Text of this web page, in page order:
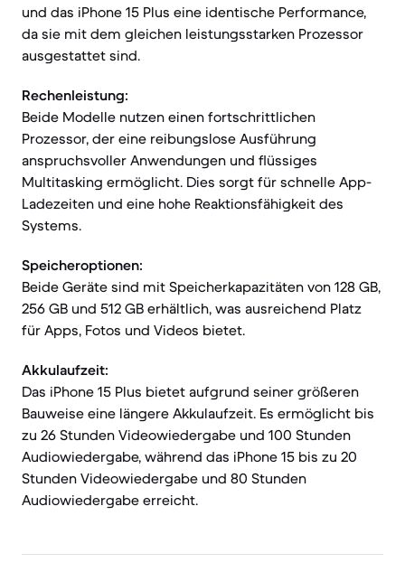
und das iPhone 15 Plus eine identische Performance,
da sie mit dem gleichen leistungsstarken Prozessor
ausgestattet sind.
Rechenleistung:
Beide Modelle nutzen einen fortschrittlichen
Prozessor, der eine reibungslose Ausführung
anspruchsvoller Anwendungen und flüssiges
Multitasking ermöglicht. Dies sorgt für schnelle App-
Ladezeiten und eine hohe Reaktionsfähigkeit des
Systems.
Speicheroptionen:
Beide Geräte sind mit Speicherkapazitäten von 128 GB,
256 GB und 512 GB erhältlich, was ausreichend Platz
für Apps, Fotos und Videos bietet.
Akkulaufzeit:
Das iPhone 15 Plus bietet aufgrund seiner größeren
Bauweise eine längere Akkulaufzeit. Es ermöglicht bis
zu 26 Stunden Videowiedergabe und 100 Stunden
Audiowiedergabe, während das iPhone 15 bis zu 20
Stunden Videowiedergabe und 80 Stunden
Audiowiedergabe erreicht.